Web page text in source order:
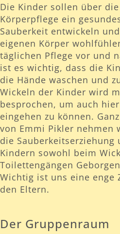
Die Kinder sollen über
Körperpflege ein
Sauberkeit entwickeln
eigenen Körper
täglichen Pflege vor und
ist es wichtig, dass die
die Hände waschen und
Wickeln der Kinder wird
besprochen, um auch
eingehen zu können.
von Emmi Pikler nehmen
die
Kindern sowohl beim
Toilettengängen
Wichtig ist uns eine enge
den Eltern.
Der Gruppenraum